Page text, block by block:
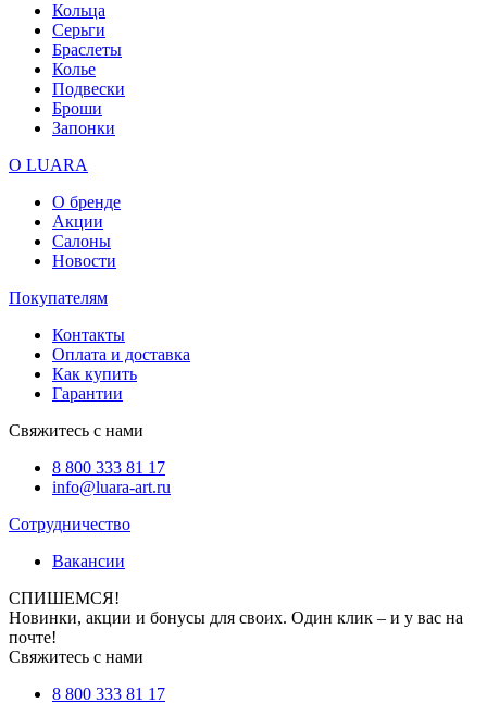
Кольца
Серьги
Браслеты
Колье
Подвески
Броши
Запонки
О LUARA
О бренде
Акции
Салоны
Новости
Покупателям
Контакты
Оплата и доставка
Как купить
Гарантии
Свяжитесь с нами
8 800 333 81 17
info@luara-art.ru
Сотрудничество
Вакансии
СПИШЕМСЯ!
Новинки, акции и бонусы для своих. Один клик – и у вас на
почте!
Свяжитесь с нами
8 800 333 81 17